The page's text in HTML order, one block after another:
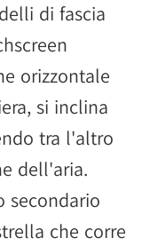
di fascia
orizzontale
si inclina
tra l'altro
dell'aria.
secondario
che corre